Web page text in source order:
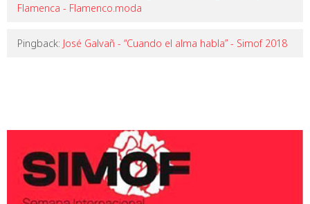
Flamenca - Flamenco.moda
Pingback: José Galvañ - “Cuando el alma habla” - Simof 2018